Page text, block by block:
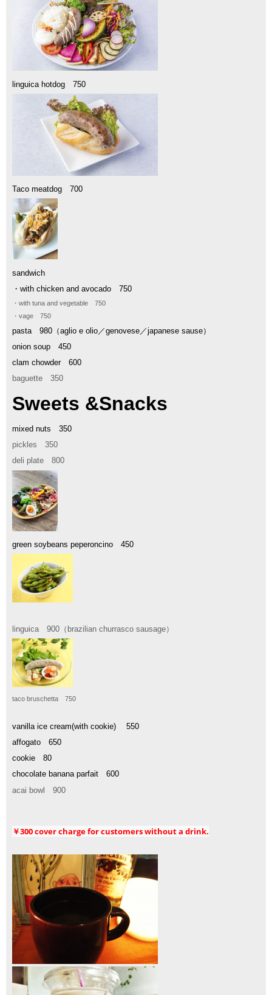
linguica hotdog 750
Taco meatdog 700
sandwich
・with chicken and avocado 750
・with tuna and vegetable 750
・vage 750
pasta 980（aglio e olio／genovese／japanese sause）
onion soup 450
clam chowder 600
baguette 350
Sweets &Snacks
mixed nuts 350
pickles 350
deli plate 800
green soybeans peperoncino 450
linguica 900 （brazilian churrasco sausage）
taco bruschetta 750
vanilla ice cream(with cookie) 550
affogato 650
cookie 80
chocolate banana parfait 600
acai bowl 900
￥300 cover charge for customers without a drink.